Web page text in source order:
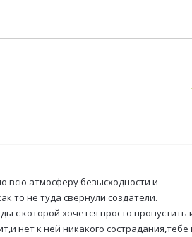
всю атмосферу безысходности и
то не туда свернули создатели.
с которой хочется просто пропустить
нет к ней никакого